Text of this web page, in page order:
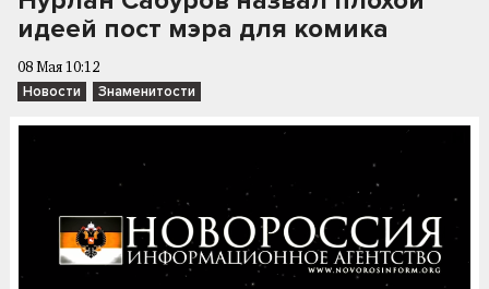
идеей пост мэра для комика
08 Мая 10:12
Новости Знаменитости